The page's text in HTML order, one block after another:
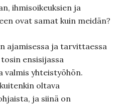
ihmisoikeuksien ja
ovat samat kuin meidän?
ajamisessa ja tarvittaessa
ensisijassa
valmis yhteistyöhön.
oltava
ja siinä on